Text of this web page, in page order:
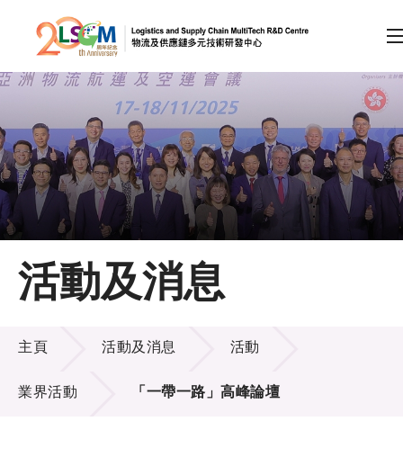
跳到內容（按回車鍵）
會員登入
A A EN 繁 简
主頁
關於LSCM
技術商品化
項目及資助計劃
活動及消息
活動及消息
活動及消息
主頁 活動及消息 活動
業界活動 「一帶一路」高峰論壇